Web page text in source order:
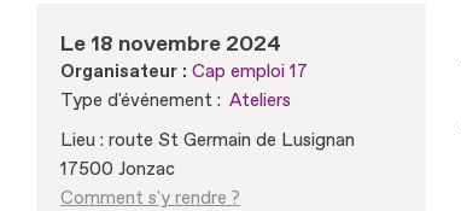
Le 18 novembre 2024
Organisateur : Cap emploi 17
Type d'événement : Ateliers
Lieu : route St Germain de Lusignan
17500 Jonzac
Comment s'y rendre ?